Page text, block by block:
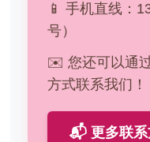
📱 手机直线：
号）
✉️ 您还可以通
方式联系我们！
📬 更多联系